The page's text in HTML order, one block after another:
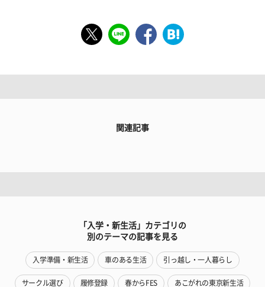
関連記事
「入学・新生活」カテゴリの
別のテーマの記事を見る
入学準備・新生活 車のある生活 引っ越し・一人暮らし
サークル選び 履修登録 春からFES あこがれの東京新生活